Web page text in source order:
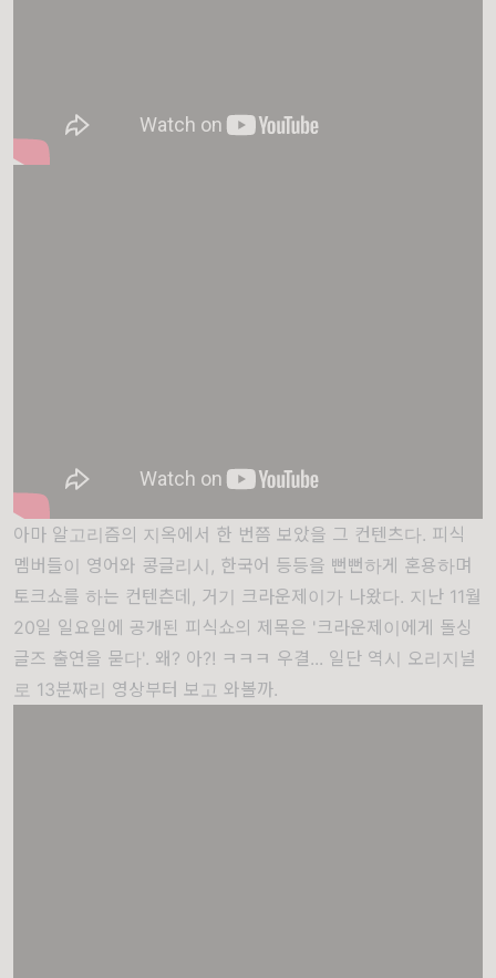
아마 알고리즘의 지옥에서 한 번쯤 보았을 그 컨텐츠다. 피식
멤버들이 영어와 콩글리시, 한국어 등등을 뻔뻔하게 혼용하며
토크쇼를 하는 컨텐츤데, 거기 크라운제이가 나왔다. 지난 11월
20일 일요일에 공개된 피식쇼의 제목은 '크라운제이에게 돌싱
글즈 출연을 묻다'. 왜? 아?! ㅋㅋㅋ 우결... 일단 역시 오리지널
로 13분짜리 영상부터 보고 와볼까.